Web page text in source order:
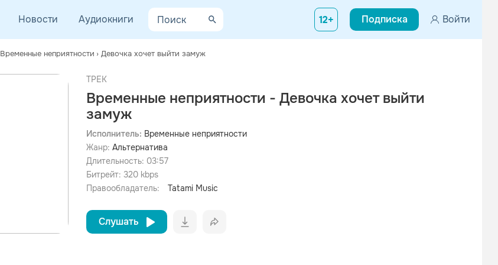
Новости Аудиокниги 12+ Подписка Войти
Временные неприятности › Девочка хочет выйти замуж
ТРЕК
Временные неприятности - Девочка хочет выйти
замуж
Исполнитель: Временные неприятности
Жанр: Альтернатива
Длительность: 03:57
Битрейт: 320 kbps
Правообладатель:
Tatami Music
Слушать
просмотра рекламы
оформления подписки.
После просмотра Вы сможете скачать 3 файла без
дополнительной рекламы!